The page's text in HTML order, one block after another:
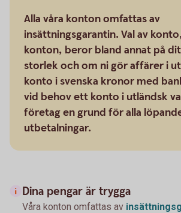
Alla våra konton omfattas av
insättningsgarantin. Val av
konton, beror bland annat på
storlek och om ni gör affärer i
konto i svenska kronor med
vid behov ett konto i utländsk
företag en grund för alla
utbetalningar.
Dina pengar är trygga
Våra konton omfattas av